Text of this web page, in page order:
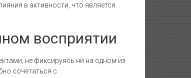
в активности, что является
восприятии
не фиксируясь ни на одном из
сочетаться с